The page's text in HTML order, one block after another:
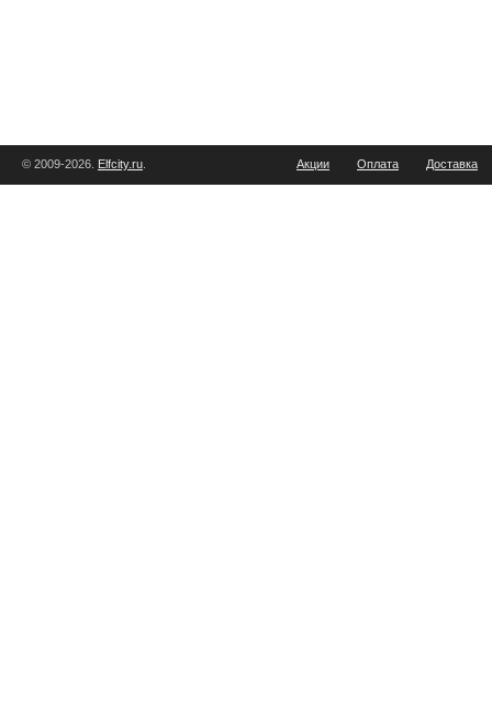
© 2009-2026. Elfcity.ru Акции Оплата Доставка